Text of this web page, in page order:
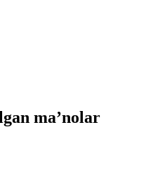
ma’nolar